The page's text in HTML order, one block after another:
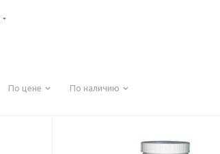
По цене По наличию